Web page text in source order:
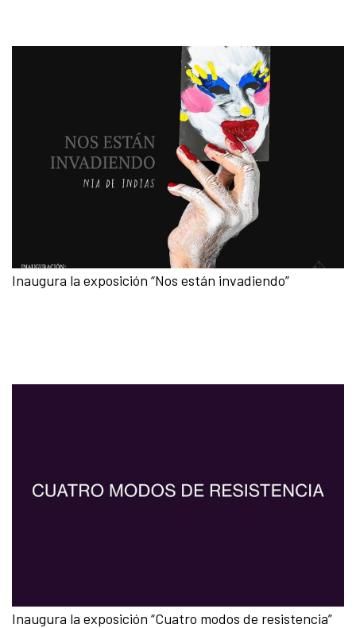
Inaugura la exposición “Nos están invadiendo”
Inaugura la exposición “Cuatro modos de resistencia”